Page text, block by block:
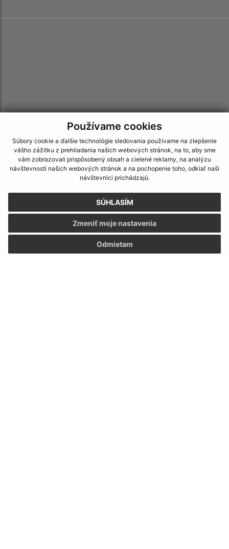
Používame cookies
Súbory cookie a ďalšie technológie sledovania používame na zlepšenie
vášho zážitku z prehliadania našich webových stránok, na to, aby sme
vám zobrazovali prispôsobený obsah a cielené reklamy, na analýzu
návštevnosti našich webových stránok a na pochopenie toho, odkiaľ naši
návštevníci prichádzajú.
SÚHLASÍM
Odmietam
Zmeniť moje nastavenia
Informácie o stránke:
Vyhlásenie o prístupnosti
Autorské práva
Ochrana osobných údajov
Navigácia: